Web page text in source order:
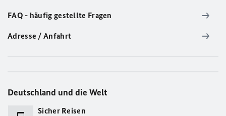
FAQ - häufig gestellte Fragen
Adresse / Anfahrt
Deutschland und die Welt
Sicher Reisen